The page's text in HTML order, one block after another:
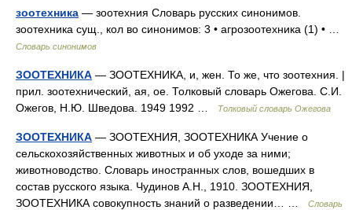
зоотехника — зоотехния Словарь русских синонимов.
зоотехника сущ., кол во синонимов: 3 • агрозоотехника (1) • …
Словарь синонимов
ЗООТЕХНИКА — ЗООТЕХНИКА, и, жен. То же, что зоотехния. |
прил. зоотехнический, ая, ое. Толковый словарь Ожегова. С.И.
Ожегов, Н.Ю. Шведова. 1949 1992 …
Толковый словарь Ожегова
ЗООТЕХНИКА — ЗООТЕХНИЯ, ЗООТЕХНИКА Учение о
сельскохозяйственных животных и об уходе за ними;
животноводство. Словарь иностранных слов, вошедших в
состав русского языка. Чудинов А.Н., 1910. ЗООТЕХНИЯ,
ЗООТЕХНИКА совокупность знаний о разведении… …
Словарь